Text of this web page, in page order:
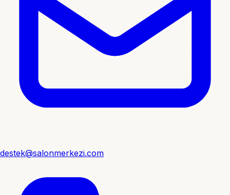
destek@salonmerkezi.com